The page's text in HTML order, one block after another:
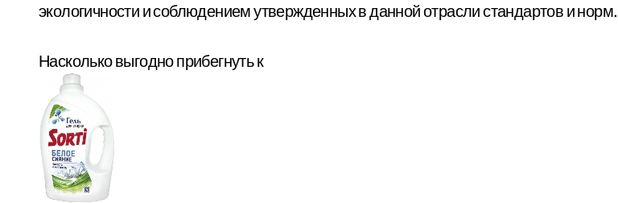
экологичности и соблюдением утвержденных в данной отрасли стандартов и норм.
Насколько выгодно прибегнуть к